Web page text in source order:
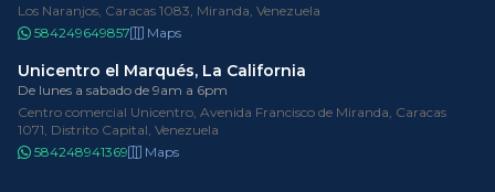
Los Naranjos, Caracas 1083, Miranda, Venezuela
584249649857
Maps
Unicentro el Marqués, La California
De lunes a sabado de 9am a 6pm
Centro comercial Unicentro, Avenida Francisco de Miranda, Caracas
1071, Distrito Capital, Venezuela
584248941369
Maps